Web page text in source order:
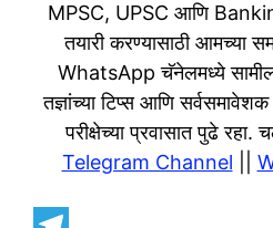
MPSC, UPSC आणि
तयारी करण्यासाठी आमच्या
WhatsApp चॅनेलमध्ये सामील
तज्ञांच्या टिप्स आणि
परीक्षेच्या प्रवासात पुढे
Telegram Channel